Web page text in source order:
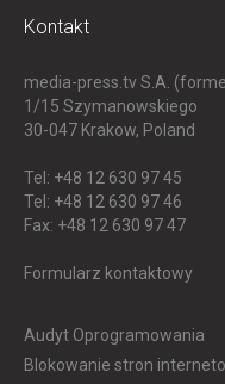
Kontakt
media-press.tv S.A.
1/15 Szymanowskiego
30-047 Krakow, Poland
Tel: +48 12 630 97 45
Tel: +48 12 630 97 46
Fax: +48 12 630 97 47
Formularz kontaktowy
Audyt Oprogramowania
Blokowanie stron